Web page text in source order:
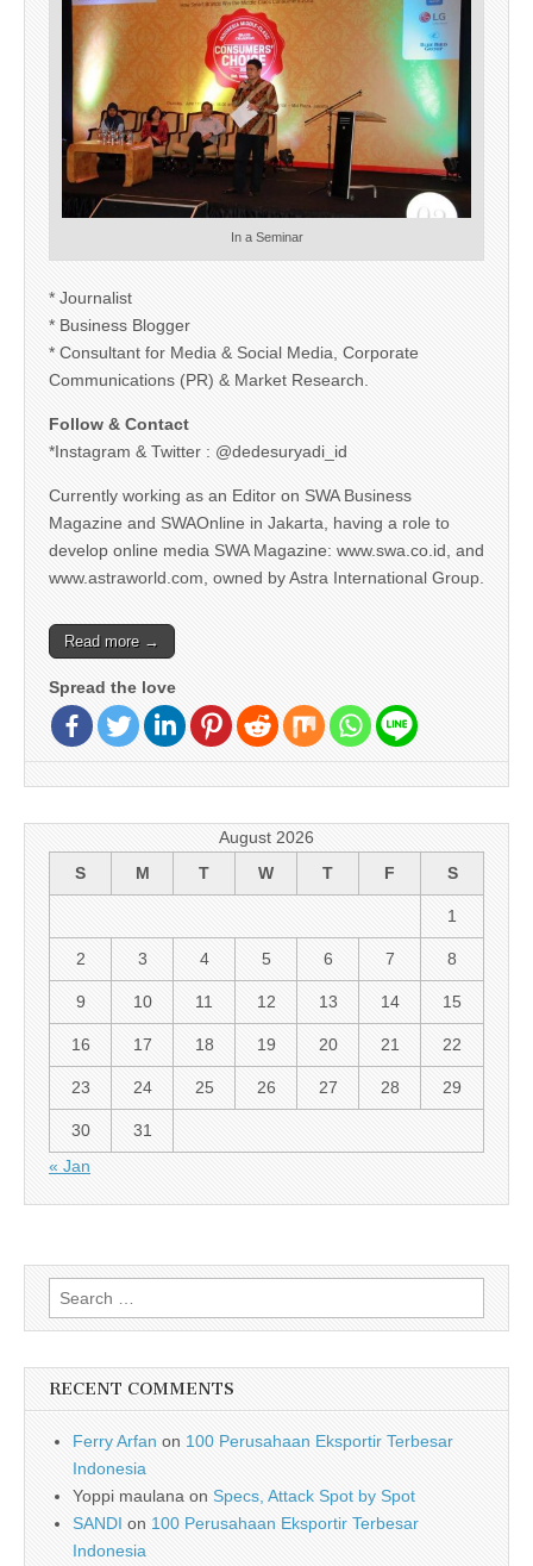
In a Seminar
* Journalist
* Business Blogger
* Consultant for Media & Social Media, Corporate
Communications (PR) & Market Research.
Follow & Contact
*Instagram & Twitter : @dedesuryadi_id
Currently working as an Editor on SWA Business
Magazine and SWAOnline in Jakarta, having a role to
develop online media SWA Magazine: www.swa.co.id, and
www.astraworld.com, owned by Astra International Group.
Read more →
Spread the love
August 2026
S
M T W T F S
1
2 3 4 5 6 7 8
9 10 11 12 13 14 15
16 17 18 19 20 21 22
23 24 25 26 27 28 29
30
31
« Jan
Search for:
RECENT COMMENTS
Ferry Arfan on 100 Perusahaan Eksportir Terbesar
Indonesia
Yoppi maulana on Specs, Attack Spot by Spot
SANDI on 100 Perusahaan Eksportir Terbesar
Indonesia